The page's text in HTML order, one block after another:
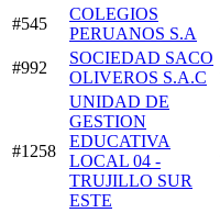
#545
COLEGIOS
PERUANOS S.A
#992
SOCIEDAD SACO
OLIVEROS S.A.C
#1258
UNIDAD DE
GESTION
EDUCATIVA
LOCAL 04 -
TRUJILLO SUR
ESTE